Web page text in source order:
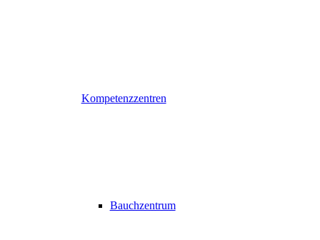
Kompetenzzentren
Bauchzentrum